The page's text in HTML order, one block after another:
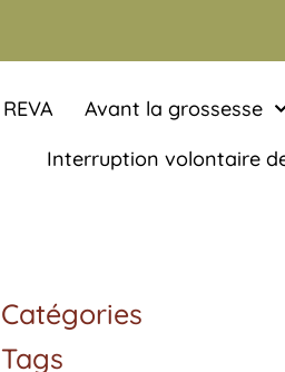
REVA Avant la grossesse
Interruption volontaire
Catégories
Tags